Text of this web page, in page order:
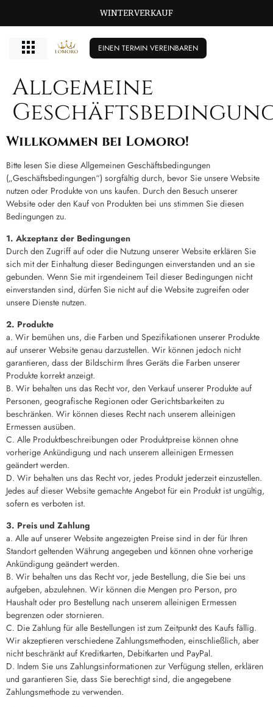
WINTERVERKAUF
EINEN TERMIN VEREINBAREN
Allgemeine
Willkommen bei Lomoro!
Bitte lesen Sie diese Allgemeinen Geschäftsbedingungen
(„Geschäftsbedingungen“) sorgfältig durch, bevor Sie unsere Website
nutzen oder Produkte von uns kaufen. Durch den Besuch unserer
Website oder den Kauf von Produkten bei uns stimmen Sie diesen
Bedingungen zu.
1. Akzeptanz der Bedingungen
Durch den Zugriff auf oder die Nutzung unserer Website erklären Sie
sich mit der Einhaltung dieser Bedingungen einverstanden und an sie
gebunden. Wenn Sie mit irgendeinem Teil dieser Bedingungen nicht
einverstanden sind, dürfen Sie nicht auf die Website zugreifen oder
unsere Dienste nutzen.
2. Produkte
a. Wir bemühen uns, die Farben und Spezifikationen unserer Produkte
auf unserer Website genau darzustellen. Wir können jedoch nicht
garantieren, dass der Bildschirm Ihres Geräts die Farben unserer
Produkte korrekt anzeigt.
B. Wir behalten uns das Recht vor, den Verkauf unserer Produkte auf
Personen, geografische Regionen oder Gerichtsbarkeiten zu
beschränken. Wir können dieses Recht nach unserem alleinigen
Ermessen ausüben.
C. Alle Produktbeschreibungen oder Produktpreise können ohne
vorherige Ankündigung und nach unserem alleinigen Ermessen
geändert werden.
D. Wir behalten uns das Recht vor, jedes Produkt jederzeit einzustellen.
Jedes auf dieser Website gemachte Angebot für ein Produkt ist ungültig,
sofern es verboten ist.
3. Preis und Zahlung
a. Alle auf unserer Website angezeigten Preise sind in der für Ihren
Standort geltenden Währung angegeben und können ohne vorherige
Ankündigung geändert werden.
B. Wir behalten uns das Recht vor, jede Bestellung, die Sie bei uns
aufgeben, abzulehnen. Wir können die Mengen pro Person, pro
Haushalt oder pro Bestellung nach unserem alleinigen Ermessen
begrenzen oder stornieren.
C. Die Zahlung für alle Bestellungen ist zum Zeitpunkt des Kaufs fällig.
Wir akzeptieren verschiedene Zahlungsmethoden, einschließlich, aber
nicht beschränkt auf Kreditkarten, Debitkarten und PayPal.
D. Indem Sie uns Zahlungsinformationen zur Verfügung stellen, erklären
und garantieren Sie, dass Sie berechtigt sind, die angegebene
Zahlungsmethode zu verwenden.